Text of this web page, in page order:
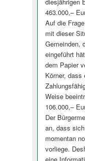
diesjährigen
463.000,–
Auf die
mit dieser
Gemeinden,
eingeführt
dem Papier
Körner,
Weise
106.000,–
Der
an, dass
momentan
vorliege.